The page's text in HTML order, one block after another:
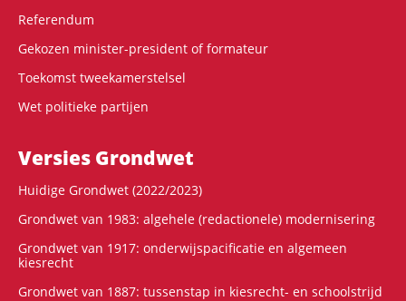
Referendum
Gekozen minister-president of formateur
Toekomst tweekamerstelsel
Wet politieke partijen
Versies Grondwet
Huidige Grondwet (2022/2023)
Grondwet van 1983: algehele (redactionele) modernisering
Grondwet van 1917: onderwijspacificatie en algemeen
kiesrecht
Grondwet van 1887: tussenstap in kiesrecht- en schoolstrijd